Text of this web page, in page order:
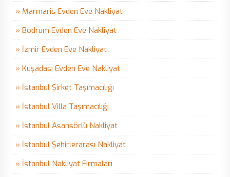
» Marmaris Evden Eve Nakliyat
» Bodrum Evden Eve Nakliyat
» İzmir Evden Eve Nakliyat
» Kuşadası Evden Eve Nakliyat
» İstanbul Şirket Taşımacılığı
» İstanbul Villa Taşımacılığı
» İstanbul Asansörlü Nakliyat
» İstanbul Şehirlerarası Nakliyat
» İstanbul Nakliyat Firmaları